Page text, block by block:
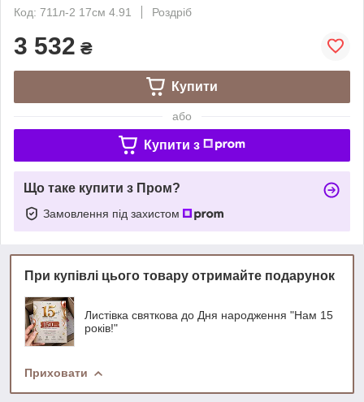
Код: 711л-2 17см 4.91
Роздріб
3 532 ₴
Купити
або
Купити з
Що таке купити з Пром?
Замовлення під захистом
При купівлі цього товару отримайте подарунок
Листівка святкова до Дня народження "Нам 15
років!"
Приховати